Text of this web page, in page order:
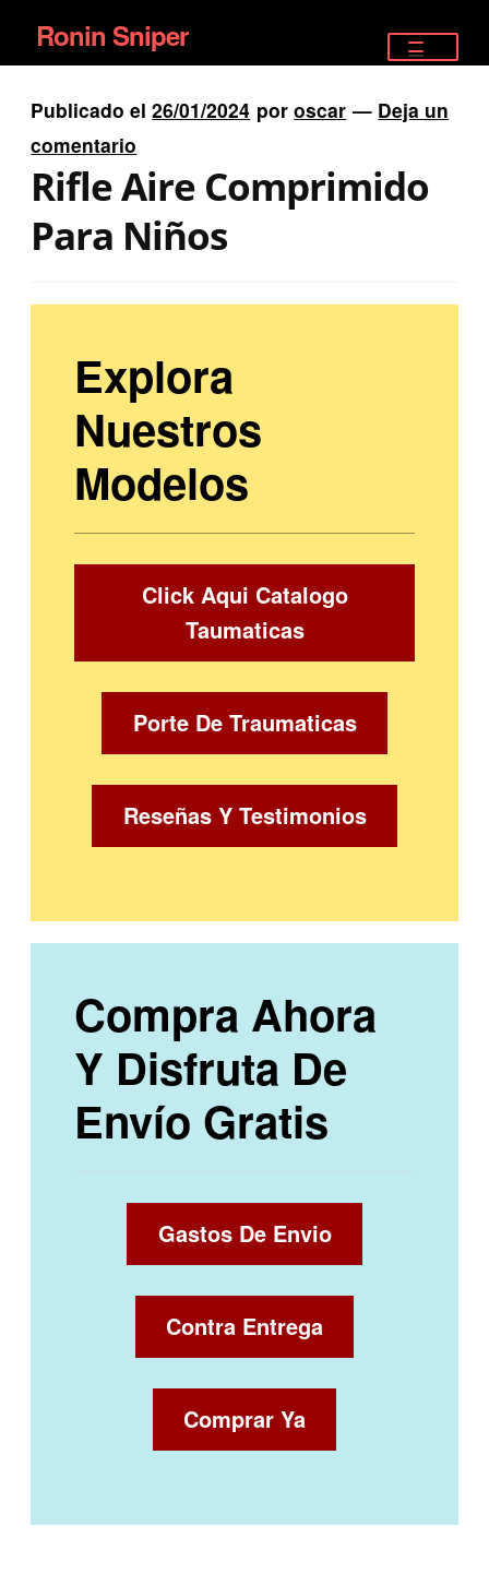
Ir
a
la
navegación
Ir
al
contenido
Ronin Sniper
PISTOLAS
RIFLES DEPORTIVOS
Publicado el26/01/2024 poroscar — Deja un
comentario
Rifle Aire Comprimido
Para Niños
Explora
Nuestros
Modelos
Click Aqui Catalogo
Taumaticas
Porte De Traumaticas
Reseñas Y Testimonios
Compra Ahora
Y Disfruta De
Envío Gratis
Gastos De Envio
Contra Entrega
Comprar Ya